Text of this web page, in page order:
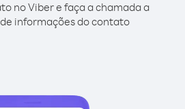
no Viber e faça a chamada a
informações do contato